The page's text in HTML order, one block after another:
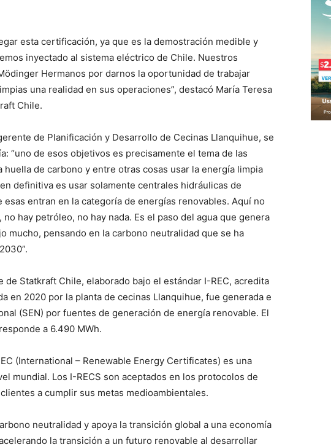
esta certificación, ya que es la demostración medible y
inyectado al sistema eléctrico de Chile. Nuestros
Hermanos por darnos la oportunidad de trabajar
una realidad en sus operaciones”, destacó María Teresa
Chile.
de Planificación y Desarrollo de Cecinas Llanquihue, se
“uno de esos objetivos es precisamente el tema de las
de carbono y entre otras cosas usar la energía limpia
definitiva es usar solamente centrales hidráulicas de
esas entran en la categoría de energías renovables. Aquí no
hay petróleo, no hay nada. Es el paso del agua que genera
mucho, pensando en la carbono neutralidad que se ha
de Statkraft Chile, elaborado bajo el estándar I-REC, acredita
en 2020 por la planta de cecinas Llanquihue, fue generada e
(SEN) por fuentes de generación de energía renovable. El
a 6.490 MWh.
(International – Renewable Energy Certificates) es una
mundial. Los I-RECS son aceptados en los protocolos de
a cumplir sus metas medioambientales.
neutralidad y apoya la transición global a una economía
la transición a un futuro renovable al desarrollar